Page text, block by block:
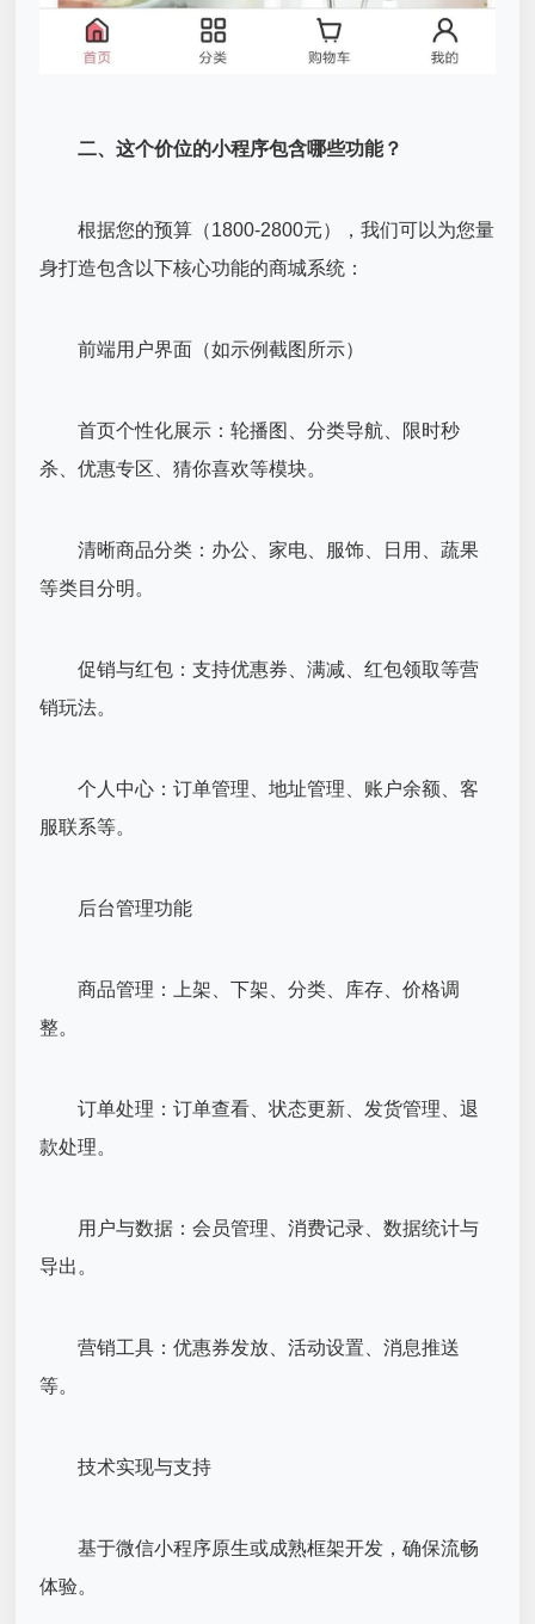
二、这个价位的小程序包含哪些功能？
根据您的预算（1800-2800元），我们可以为您量
身打造包含以下核心功能的商城系统：
前端用户界面（如示例截图所示）
首页个性化展示：轮播图、分类导航、限时秒
杀、优惠专区、猜你喜欢等模块。
清晰商品分类：办公、家电、服饰、日用、蔬果
等类目分明。
促销与红包：支持优惠券、满减、红包领取等营
销玩法。
个人中心：订单管理、地址管理、账户余额、客
服联系等。
后台管理功能
商品管理：上架、下架、分类、库存、价格调
整。
订单处理：订单查看、状态更新、发货管理、退
款处理。
用户与数据：会员管理、消费记录、数据统计与
导出。
营销工具：优惠券发放、活动设置、消息推送
等。
技术实现与支持
基于微信小程序原生或成熟框架开发，确保流畅
体验。